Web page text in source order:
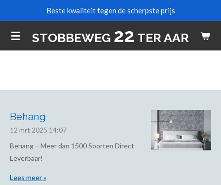
naar
de
STOBBEWEG 22 TER AAR
Beste kwaliteit tegen de scherpste prijs
Behang
12 mrt 2025 14:07
Behang – Meer dan 1500 Soorten Direct
Leverbaar!
Lees meer »